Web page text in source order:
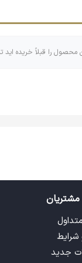
که
محصول را قبلاً خریده اید
شرایط
جدید